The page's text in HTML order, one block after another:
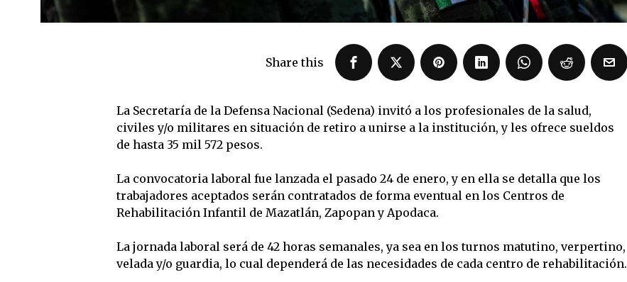
Share this
La Secretaría de la Defensa Nacional (Sedena) invitó a los profesionales de la salud,
civiles y/o militares en situación de retiro a unirse a la institución, y les ofrece sueldos
de hasta 35 mil 572 pesos.
La convocatoria laboral fue lanzada el pasado 24 de enero, y en ella se detalla que los
trabajadores aceptados serán contratados de forma eventual en los Centros de
Rehabilitación Infantil de Mazatlán, Zapopan y Apodaca.
La jornada laboral será de 42 horas semanales, ya sea en los turnos matutino, verpertino,
velada y/o guardia, lo cual dependerá de las necesidades de cada centro de rehabilitación.